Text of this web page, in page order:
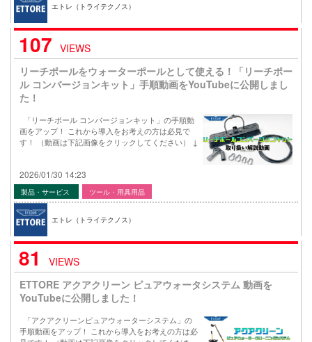
エトレ（トライテクノス）
107 VIEWS
リーチポールをウォーターポールとして使える！「リーチポー
ル コンバージョンキット」手順動画をYouTubeに公開しまし
た！
「リーチポール コンバージョンキット」の手順動
画をアップ！ これから導入をお考えの方は必見で
す！ （動画は下記画像をクリックしてください） ↓
2026/01/30 14:23
製品・サービス ツール・用具用品
エトレ（トライテクノス）
81
VIEWS
ETTORE アクアクリーン ピュアウォータシステム 動画を
YouTubeに公開しました！
「アクアクリーンピュアウォーターシステム」の
手順動画をアップ！ これから導入をお考えの方は必